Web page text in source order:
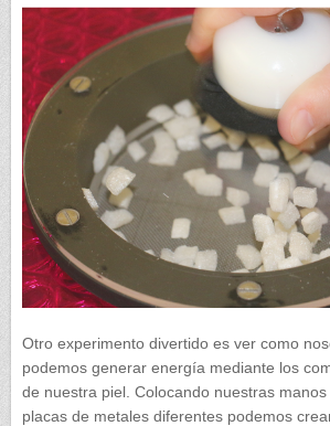
Otro experimento divertido es ver como
podemos generar energía mediante los
de nuestra piel. Colocando nuestras
placas de metales diferentes podemos